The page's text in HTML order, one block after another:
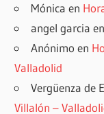
Mónica en
angel garcia en
Anónimo en
Valladolid
Vergüenza de
Villalón –